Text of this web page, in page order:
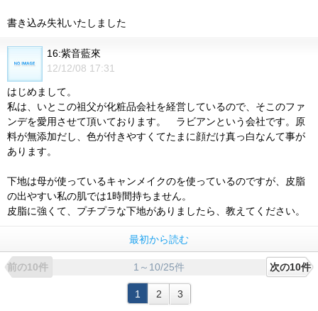
書き込み失礼いたしました
16:紫音藍來
12/12/08 17:31
はじめまして。
私は、いとこの祖父が化粧品会社を経営しているので、そこのファ
ンデを愛用させて頂いております。 ラビアンという会社です。原
料が無添加だし、色が付きやすくてたまに顔だけ真っ白なんて事が
あります。
下地は母が使っているキャンメイクのを使っているのですが、皮脂
の出やすい私の肌では1時間持ちません。
皮脂に強くて、プチプラな下地がありましたら、教えてください。
最初から読む
前の10件 1～10/25件 次の10件
1 2 3